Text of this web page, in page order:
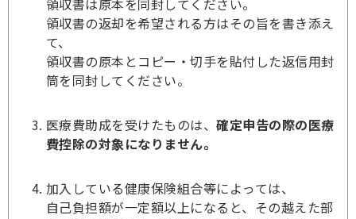
領収書は原本を同封してください。
領収書の返却を希望される方はその旨を書き添え
て、
領収書の原本とコピー・切手を貼付した返信用封
筒を同封してください。
医療費助成を受けたものは、確定申告の際の医療
費控除の対象になりません。
加入している健康保険組合等によっては、
自己負担額が一定額以上になると、その越えた部